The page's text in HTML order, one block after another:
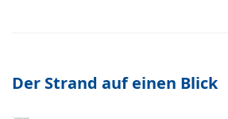
Der Strand auf einen Blick